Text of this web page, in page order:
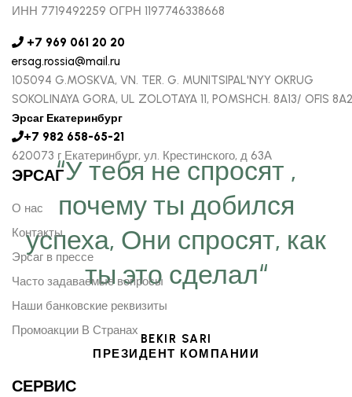
“У тебя не спросят ,
почему ты добился
успеха, Они спросят, как
ты это сделал“
BEKIR SARI
ПРЕЗИДЕНТ КОМПАНИИ
ИНН 7719492259 ОГРН 1197746338668
+7 969 061 20 20
ersag.rossia@mail.ru
105094 G.MOSKVA, VN. TER. G. MUNITSIPAL'NYY OKRUG
SOKOLINAYA GORA, UL ZOLOTAYA 11, POMSHCH. 8A13/ OFIS
Эрсаг Екатеринбург
+7 982 658-65-21
620073 г Екатеринбург, ул. Крестинского, д 63А
ЭРСАГ
О нас
Контакты
Эрсаг в прессе
Часто задаваемые вопросы
Наши банковские реквизиты
Промоакции В Странах
СЕРВИС